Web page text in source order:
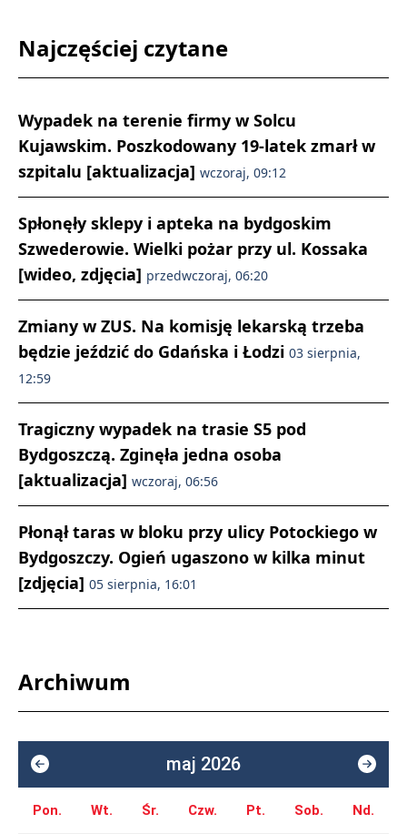
Najczęściej czytane
Wypadek na terenie firmy w Solcu
Kujawskim. Poszkodowany 19-latek zmarł w
szpitalu [aktualizacja] wczoraj, 09:12
Spłonęły sklepy i apteka na bydgoskim
Szwederowie. Wielki pożar przy ul. Kossaka
[wideo, zdjęcia] przedwczoraj, 06:20
Zmiany w ZUS. Na komisję lekarską trzeba
będzie jeździć do Gdańska i Łodzi 03 sierpnia,
12:59
Tragiczny wypadek na trasie S5 pod
Bydgoszczą. Zginęła jedna osoba
[aktualizacja] wczoraj, 06:56
Płonął taras w bloku przy ulicy Potockiego w
Bydgoszczy. Ogień ugaszono w kilka minut
[zdjęcia] 05 sierpnia, 16:01
Archiwum
maj 2026
Pon. Wt. Śr. Czw. Pt. Sob. Nd.